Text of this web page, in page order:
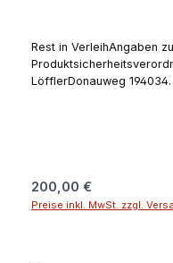
Rest in VerleihAngaben
LöfflerDonauweg 194034
Regulärer Preis:
200,00 €
Preise inkl. MwSt. zzgl.